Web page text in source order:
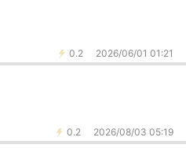
0.2 2026/06/01 01:21
0.2 2026/08/03 05:19